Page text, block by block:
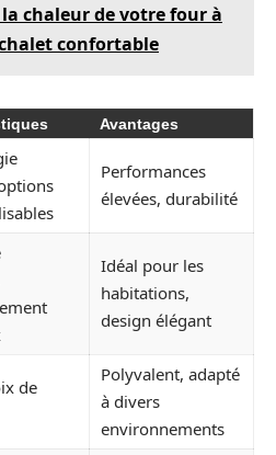
la chaleur de votre four à
confortable
Avantages
Performances
élevées, durabilité
Idéal pour les
habitations,
design élégant
de
Polyvalent, adapté
à divers
environnements